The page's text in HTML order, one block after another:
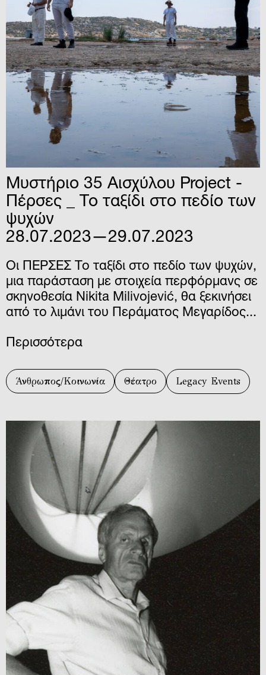
Μυστήριο 35 Αισχύλου Project -
Πέρσες _ Το ταξίδι στο πεδίο των
ψυχών
28.07.2023—29.07.2023
Οι ΠΕΡΣΕΣ Το ταξίδι στο πεδίο των ψυχών,
μια παράσταση με στοιχεία περφόρμανς σε
σκηνοθεσία Nikita Milivojević, θα ξεκινήσει
από το λιμάνι του Περάματος Μεγαρίδος...
Περισσότερα
Άνθρωπος/Κοινωνία Θέατρο Legacy Events